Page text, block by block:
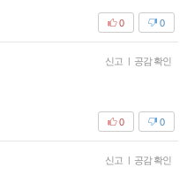
0
0
신고 | 공감 확인
0
0
신고 | 공감 확인